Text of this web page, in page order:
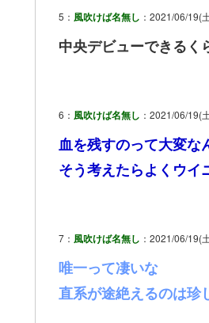
5： 風吹けば名無し ：2021/06/19(
中央デビューできるく
6： 風吹けば名無し ：2021/06/19(
血を残すのって大変な
そう考えたらよくウイ
7： 風吹けば名無し ：2021/06/19(
唯一って凄いな
直系が途絶えるのは珍